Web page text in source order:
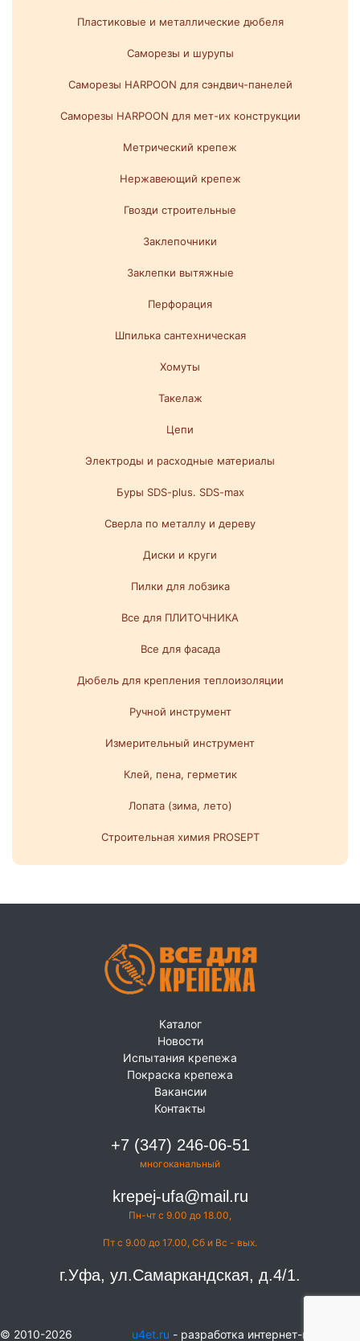
Пластиковые и металлические дюбеля
Саморезы и шурупы
Саморезы HARPOON для сэндвич-панелей
Саморезы HARPOON для мет-их конструкции
Метрический крепеж
Нержавеющий крепеж
Гвозди строительные
Заклепочники
Заклепки вытяжные
Перфорация
Шпилька сантехническая
Хомуты
Такелаж
Цепи
Электроды и расходные материалы
Буры SDS-plus. SDS-max
Сверла по металлу и дереву
Диски и круги
Пилки для лобзика
Все для ПЛИТОЧНИКА
Все для фасада
Дюбель для крепления теплоизоляции
Ручной инструмент
Измерительный инструмент
Клей, пена, герметик
Лопата (зима, лето)
Строительная химия PROSEPT
Каталог
Новости
Испытания крепежа
Покраска крепежа
Вакансии
Контакты
+7 (347) 246-06-51
многоканальный
krepej-ufa@mail.ru
Пн-чт с 9.00 до 18.00,
Пт с 9.00 до 17.00, Сб и Вс - вых.
г.Уфа, ул.Самаркандская, д.4/1.
© 2010-2026 u4et.ru - разработка интернет-магазинов